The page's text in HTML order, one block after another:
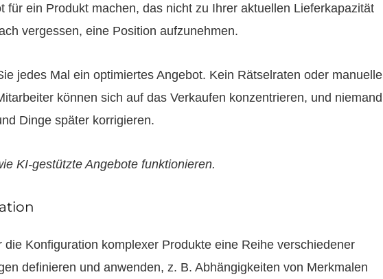
für ein Produkt machen, das nicht zu Ihrer aktuellen Lieferkapazität
vergessen, eine Position aufzunehmen.
jedes Mal ein optimiertes Angebot. Kein Rätselraten oder manuelle
können sich auf das Verkaufen konzentrieren, und niemand
Dinge später korrigieren.
KI-gestützte Angebote funktionieren.
die Konfiguration komplexer Produkte eine Reihe verschiedener
definieren und anwenden, z. B. Abhängigkeiten von Merkmalen